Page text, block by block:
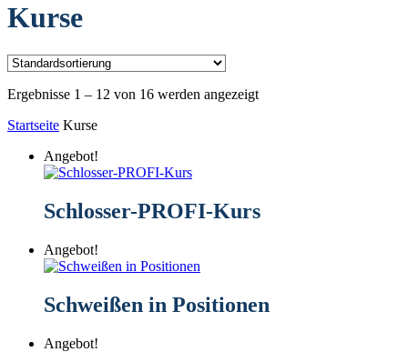
Kurse
Ergebnisse 1 – 12 von 16 werden angezeigt
Startseite Kurse
Angebot!
Schlosser-PROFI-Kurs
Angebot!
Schweißen in Positionen
Angebot!